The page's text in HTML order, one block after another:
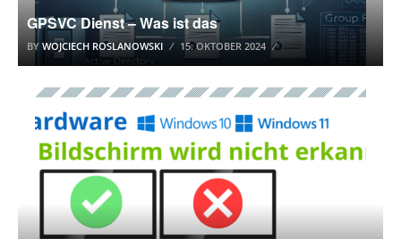
GPSVC Dienst – Was ist das
BY WOJCIECH ROSLANOWSKI 15. OKTOBER 2024
WINDOWS 10 TUTORIAL